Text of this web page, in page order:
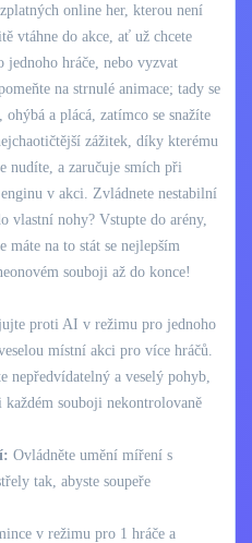
online her, kterou není
vtáhne do akce, ať už chcete
hráče, nebo vyzvat
na strnulé animace; tady se
a plácá, zatímco se snažíte
zážitek, díky kterému
nudíte, a zaručuje smích při
v akci. Zvládnete nestabilní
vlastní nohy? Vstupte do arény,
máte na to stát se nejlepším
souboji až do konce!
proti AI v režimu pro jednoho
místní akci pro více hráčů.
nepředvídatelný a veselý pohyb,
každém souboji nekontrolovaně
Ovládněte umění míření s
tak, abyste soupeře
v režimu pro 1 hráče a